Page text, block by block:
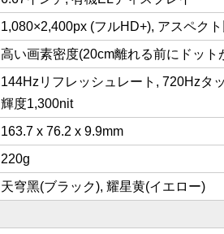
1,080×2,400px (フルHD+), アスペク
高い画素密度(20cm離れる前にドット
144Hzリフレッシュレート, 720Hzタ
輝度1,300nit
163.7 x 76.2 x 9.9mm
220g
天穹黑(ブラック), 耀星黄(イエロー)